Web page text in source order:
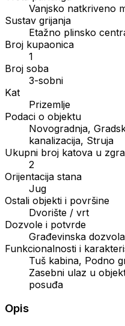
Vanjsko natkriveno
Sustav grijanja
Etažno plinsko
Broj kupaonica
1
Broj soba
3-sobni
Kat
Prizemlje
Podaci o objektu
Novogradnja,
kanalizacija, Struja
Ukupni broj katova u
2
Orijentacija stana
Jug
Ostali objekti i površine
Dvorište / vrt
Dozvole i potvrde
Građevinska
Funkcionalnosti i
Tuš kabina, Podno
Zasebni ulaz u
posuđa
Opis